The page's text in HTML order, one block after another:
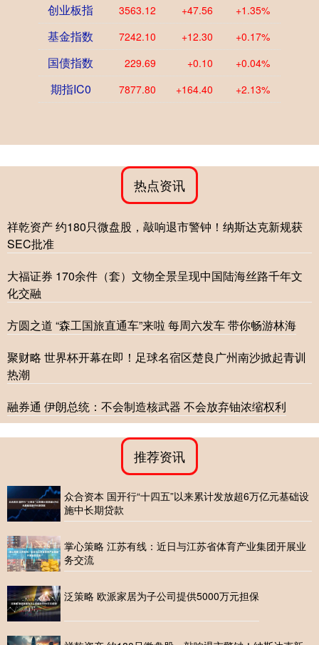
创业板指 3563.12 +47.56 +1.35%
基金指数 7242.10 +12.30 +0.17%
国债指数 229.69 +0.10 +0.04%
期指IC0 7877.80 +164.40 +2.13%
热点资讯
祥乾资产 约180只微盘股，敲响退市警钟！纳斯达克新规获
SEC批准
大福证券 170余件（套）文物全景呈现中国陆海丝路千年文
化交融
方圆之道 “森工国旅直通车”来啦 每周六发车 带你畅游林海
聚财略 世界杯开幕在即！足球名宿区楚良广州南沙掀起青训
热潮
融券通 伊朗总统：不会制造核武器 不会放弃铀浓缩权利
推荐资讯
众合资本 国开行“十四五”以来累计发放超6万亿元基础设
施中长期贷款
掌心策略 江苏有线：近日与江苏省体育产业集团开展业
务交流
泛策略 欧派家居为子公司提供5000万元担保